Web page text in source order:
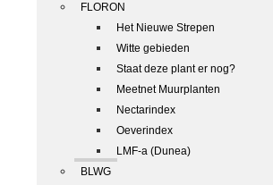
FLORON
Het Nieuwe Strepen
Witte gebieden
Staat deze plant er nog?
Meetnet Muurplanten
Nectarindex
Oeverindex
LMF-a (Dunea)
BLWG